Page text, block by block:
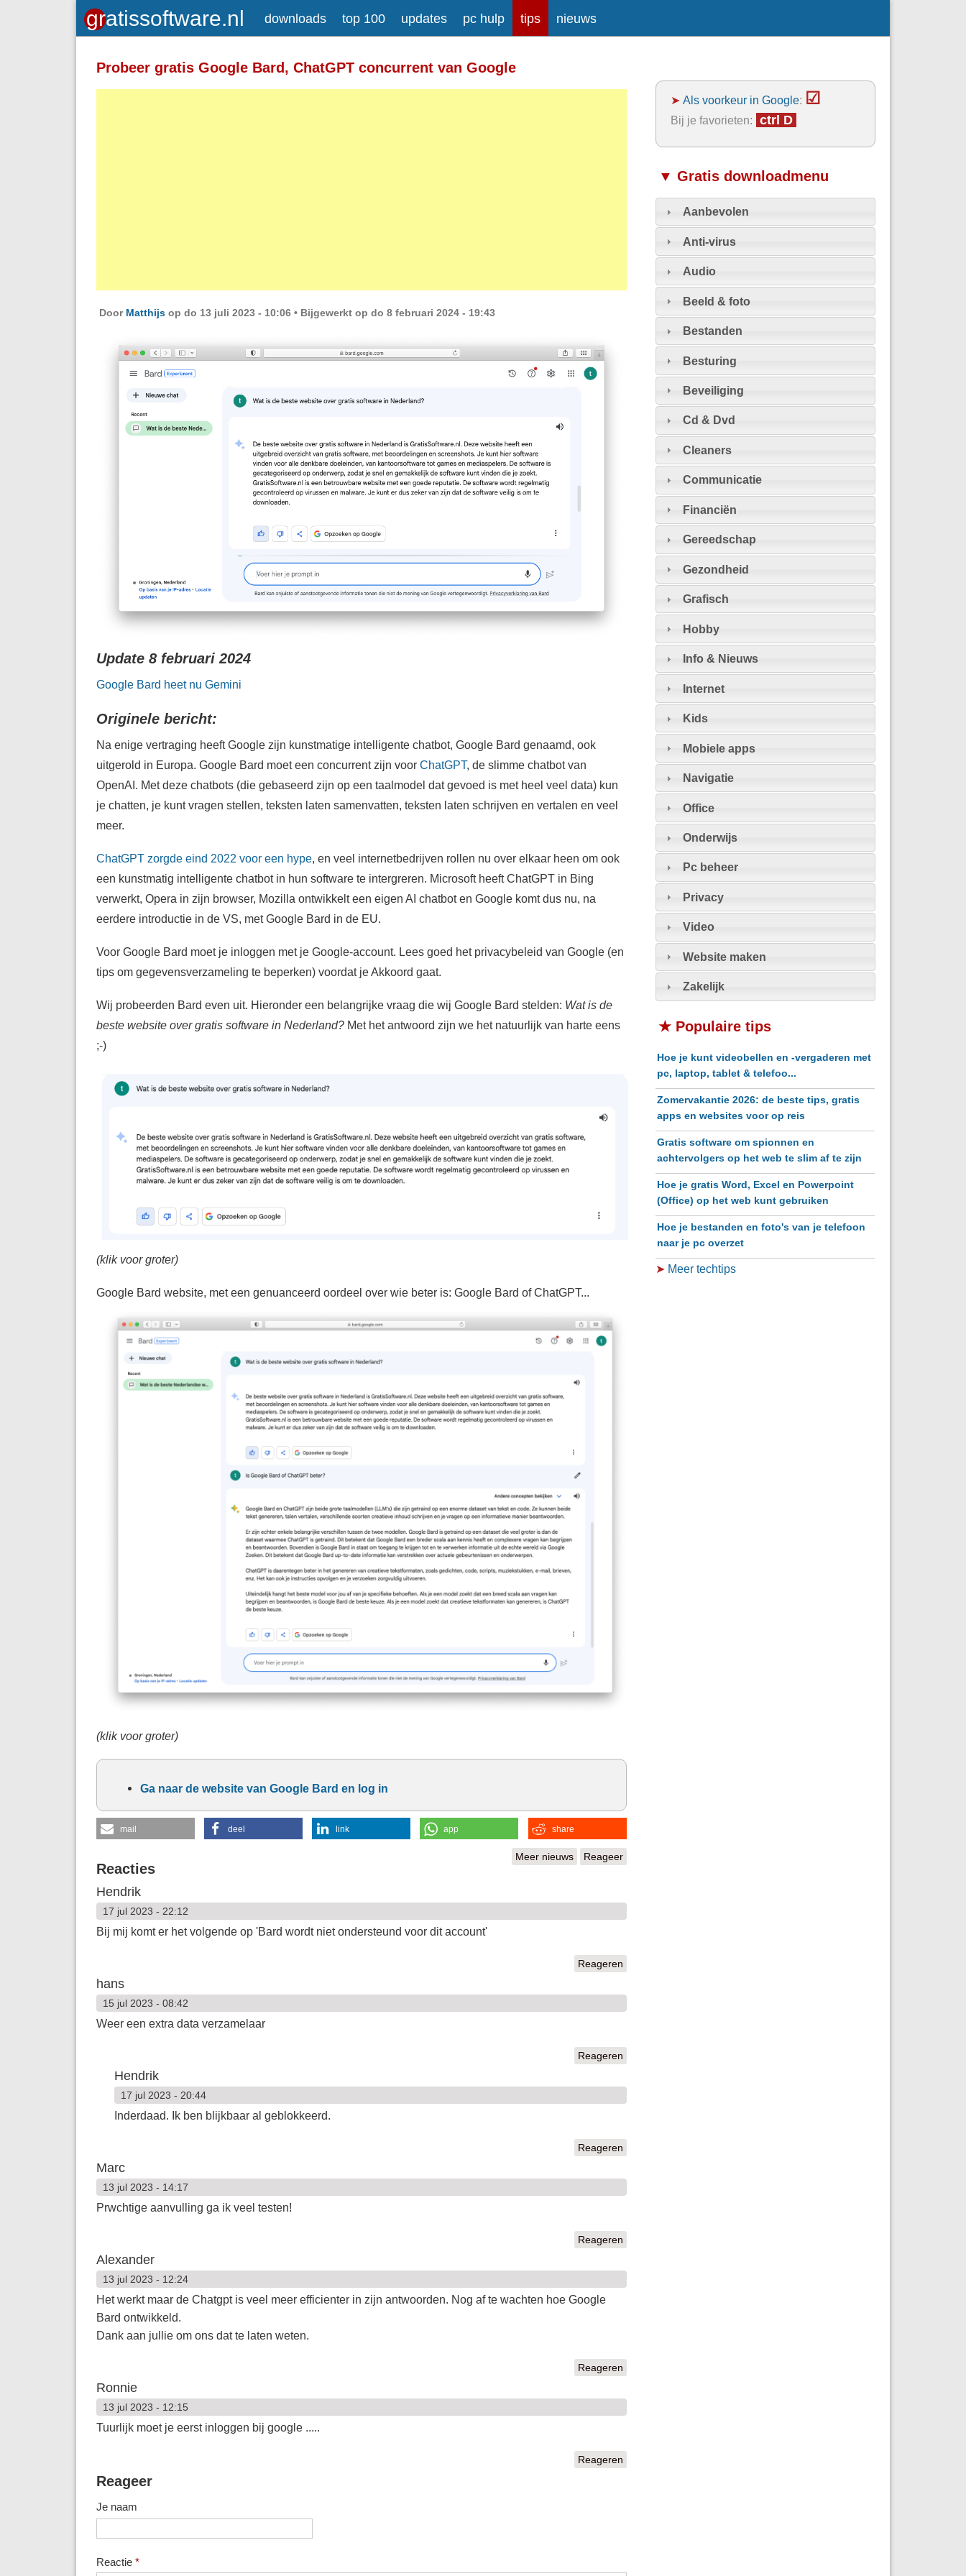
downloads top 100 updates pc hulp tips nieuws
Probeer gratis Google Bard, ChatGPT concurrent van Google
Door Matthijsop do 13 juli 2023 - 10:06 • Bijgewerkt op do 8 februari 2024 - 19:43
Update 8 februari 2024
Google Bard heet nu Gemini
Originele bericht:
Na enige vertraging heeft Google zijn kunstmatige intelligente chatbot, Google Bard genaamd, ook
uitgerold in Europa. Google Bard moet een concurrent zijn voor ChatGPT, de slimme chatbot van
OpenAI. Met deze chatbots (die gebaseerd zijn op een taalmodel dat gevoed is met heel veel data) kun
je chatten, je kunt vragen stellen, teksten laten samenvatten, teksten laten schrijven en vertalen en veel
meer.
ChatGPT zorgde eind 2022 voor een hype, en veel internetbedrijven rollen nu over elkaar heen om ook
een kunstmatig intelligente chatbot in hun software te intergreren. Microsoft heeft ChatGPT in Bing
verwerkt, Opera in zijn browser, Mozilla ontwikkelt een eigen AI chatbot en Google komt dus nu, na
eerdere introductie in de VS, met Google Bard in de EU.
Voor Google Bard moet je inloggen met je Google-account. Lees goed het privacybeleid van Google (en
tips om gegevensverzameling te beperken) voordat je Akkoord gaat.
Wij probeerden Bard even uit. Hieronder een belangrijke vraag die wij Google Bard stelden: Wat is de
beste website over gratis software in Nederland?Met het antwoord zijn we het natuurlijk van harte eens
;-)
(klik voor groter)
Google Bard website, met een genuanceerd oordeel over wie beter is: Google Bard of ChatGPT...
(klik voor groter)
Ga naar de website van Google Bard en log in
mail deel link app share
Meer nieuws Reageer
Reacties
Hendrik
17 jul 2023 - 22:12
Bij mij komt er het volgende op 'Bard wordt niet ondersteund voor dit account'
Reageren
hans
15 jul 2023 - 08:42
Weer een extra data verzamelaar
Reageren
Hendrik
17 jul 2023 - 20:44
Inderdaad. Ik ben blijkbaar al geblokkeerd.
Reageren
Marc
13 jul 2023 - 14:17
Prwchtige aanvulling ga ik veel testen!
Reageren
Alexander
13 jul 2023 - 12:24
Het werkt maar de Chatgpt is veel meer efficienter in zijn antwoorden. Nog af te wachten hoe Google
Bard ontwikkeld.
Dank aan jullie om ons dat te laten weten.
Reageren
Ronnie
13 jul 2023 - 12:15
Tuurlijk moet je eerst inloggen bij google .....
Reageren
Reageer
Je naam
Reactie *
Meer informatie over tekstopmaak
Toegelaten HTML-tags: <a> <em>
<strong> <br> <br /> <i> <b> <p>
➤Als voorkeur in Google: ☑
Bij je favorieten: ctrl D
▼ Gratis downloadmenu
Aanbevolen
Anti-virus
Audio
Beeld & foto
Bestanden
Besturing
Beveiliging
Cd & Dvd
Cleaners
Communicatie
Financiën
Gereedschap
Gezondheid
Grafisch
Hobby
Info & Nieuws
Internet
Kids
Mobiele apps
Navigatie
Office
Onderwijs
Pc beheer
Privacy
Video
Website maken
Zakelijk
★ Populaire tips
Hoe je kunt videobellen en -vergaderen met
pc, laptop, tablet & telefoo...
Zomervakantie 2026: de beste tips, gratis
apps en websites voor op reis
Gratis software om spionnen en
achtervolgers op het web te slim af te zijn
Hoe je gratis Word, Excel en Powerpoint
(Office) op het web kunt gebruiken
Hoe je bestanden en foto's van je telefoon
naar je pc overzet
➤ Meer techtips